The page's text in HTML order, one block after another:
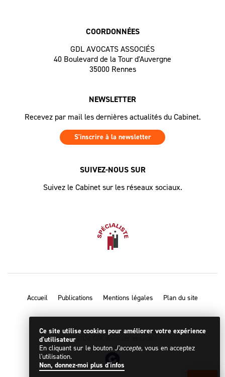
COORDONNÉES
GDL AVOCATS ASSOCIÉS
40 Boulevard de la Tour d'Auvergne
35000 Rennes
NEWSLETTER
Recevez par mail les dernières actualités du Cabinet.
S'inscrire à la newsletter
SUIVEZ-NOUS SUR
Suivez le Cabinet sur les réseaux sociaux.
Accueil Publications Mentions légales Plan du site
© 2026 GDL Avocats associés
Designed by
Ce site utilise cookies pour améliorer votre expérience
d'utilisateur
En cliquant sur le bouton J'accepte, vous en acceptez
l'utilisation.
Non, donnez-moi plus d'infos